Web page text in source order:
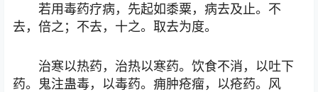
若用毒药疗病，先起如黍粟，病去及止。不
去，倍之；不去，十之。取去为度。
治寒以热药，治热以寒药。饮食不消，以吐下
药。鬼注蛊毒，以毒药。痈肿疮瘤，以疮药。风